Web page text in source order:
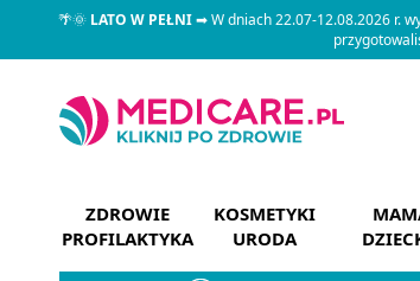
🌴🌞LATO W PEŁNI➡ W dniach 22.07-12.08.2026 r.
ZDROWIE
PROFILAKTYKA
KOSMETYKI
URODA